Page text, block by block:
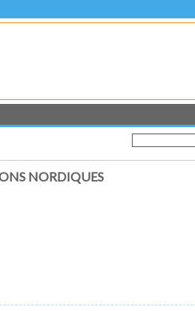
NORDIQUES